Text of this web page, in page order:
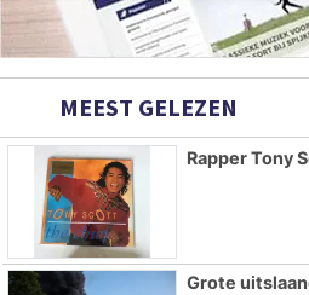
MEEST GELEZEN
Rapper Tony
Grote